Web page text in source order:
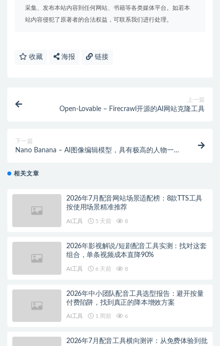
采集、发布本站内容到任何网站、书籍等各类媒体平台。如若本
站内容侵犯了原著者的合法权益，可联系我们进行处理。
收藏 海报 链接
上一篇
Open-Lovable – Firecrawl开源的AI网站克隆工具
下一篇
Nano Banana – AI图像编辑模型，具有极高的人物一致
相关文章
2026年7月配音网站场景适配榜：8款TTS工具
按使用场景精准推荐
AI工具 5 天前 8
2026年影视解说/短剧配音工具实测：找对这套
组合，单条视频成本直降90%
AI工具 6 天前 8
2026年中小团队配音工具选型报告：避开按量
付费陷阱，找到真正的降本增效方案
AI工具 1 周前 6
2026年7月配音工具横向测评：从免费体验到批